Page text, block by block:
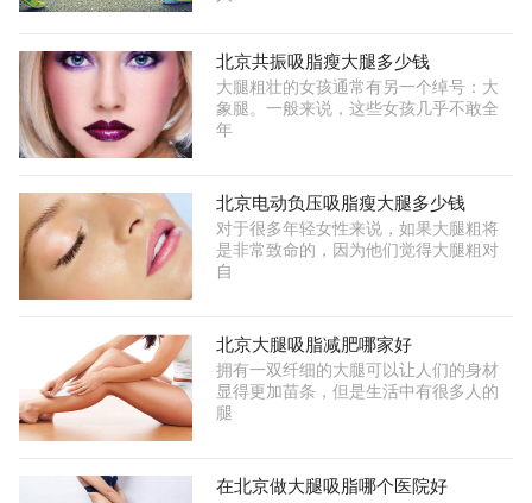
北京共振吸脂瘦大腿多少钱
大腿粗壮的女孩通常有另一个绰号：大
象腿。一般来说，这些女孩几乎不敢全
年
北京电动负压吸脂瘦大腿多少钱
对于很多年轻女性来说，如果大腿粗将
是非常致命的，因为他们觉得大腿粗对
自
北京大腿吸脂减肥哪家好
拥有一双纤细的大腿可以让人们的身材
显得更加苗条，但是生活中有很多人的
腿
在北京做大腿吸脂哪个医院好